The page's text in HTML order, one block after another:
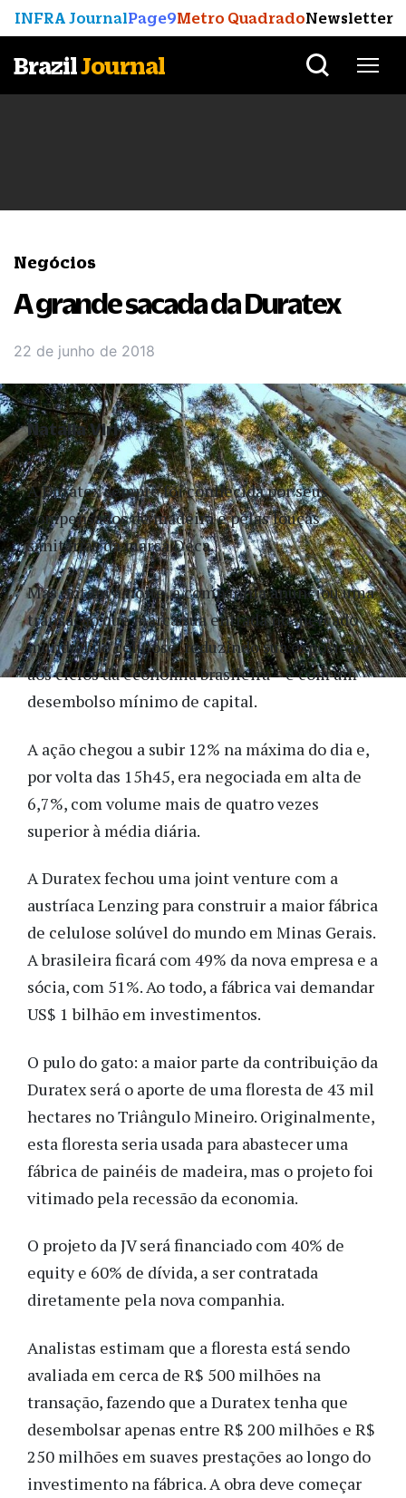
INFRA JournalPage9Metro QuadradoNewsletter
BrazilJournal
Negócios
A grande sacada da Duratex
22 de junho de 2018
A Duratex sempre foi conhecida por seus
compensados de madeira e pelas louças
sanitárias da marca Deca.
Mas ontem à noite, a companhia anunciou uma
transação que marca sua entrada no mercado
mundial de celulose, reduzindo sua exposição
aos ciclos da economia brasileira – e com um
desembolso mínimo de capital.
A ação chegou a subir 12% na máxima do dia e,
por volta das 15h45, era negociada em alta de
6,7%, com volume mais de quatro vezes
superior à média diária.
A Duratex fechou uma joint venture com a
austríaca Lenzing para construir a maior fábrica
de celulose solúvel do mundo em Minas Gerais.
A brasileira ficará com 49% da nova empresa e a
sócia, com 51%. Ao todo, a fábrica vai demandar
US$ 1 bilhão em investimentos.
O pulo do gato: a maior parte da contribuição da
Duratex será o aporte de uma floresta de 43 mil
hectares no Triângulo Mineiro. Originalmente,
esta floresta seria usada para abastecer uma
fábrica de painéis de madeira, mas o projeto foi
vitimado pela recessão da economia.
O projeto da JV será financiado com 40% de
equity e 60% de dívida, a ser contratada
diretamente pela nova companhia.
Analistas estimam que a floresta está sendo
avaliada em cerca de R$ 500 milhões na
transação, fazendo que a Duratex tenha que
desembolsar apenas entre R$ 200 milhões e R$
250 milhões em suaves prestações ao longo do
investimento na fábrica. A obra deve começar
Natalia Viri